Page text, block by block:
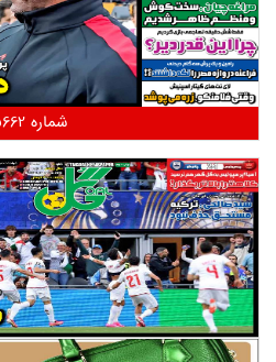
شماره 5662